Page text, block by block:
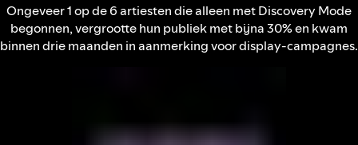
Ongeveer 1 op de 6 artiesten die alleen met Discovery Mode
begonnen, vergrootte hun publiek met bijna 30% en kwam
binnen drie maanden in aanmerking voor display-campagnes.